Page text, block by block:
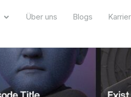
Über uns Blogs